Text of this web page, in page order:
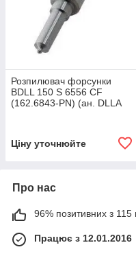
Розпилювач форсунки
BDLL 150 S 6556 CF
(162.6843-PN) (ан. DLLA
Ціну уточнюйте
Про нас
96% позитивних з 115
Працює з 12.01.2016